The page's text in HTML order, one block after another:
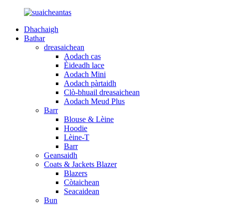
Dhachaigh
Bathar
dreasaichean
Aodach cas
Èideadh lace
Aodach Mini
Aodach pàrtaidh
Clò-bhuail dreasaichean
Aodach Meud Plus
Barr
Blouse & Lèine
Hoodie
Lèine-T
Barr
Geansaidh
Coats & Jackets Blazer
Blazers
Còtaichean
Seacaidean
Bun